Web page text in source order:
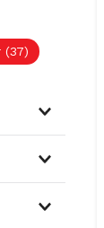
(37)
(882)